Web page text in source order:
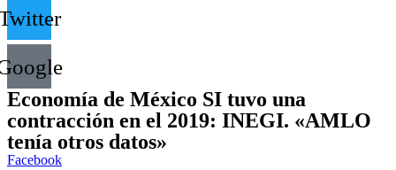
Economía de México SI tuvo una
contracción en el 2019: INEGI. «AMLO
tenía otros datos»
Facebook